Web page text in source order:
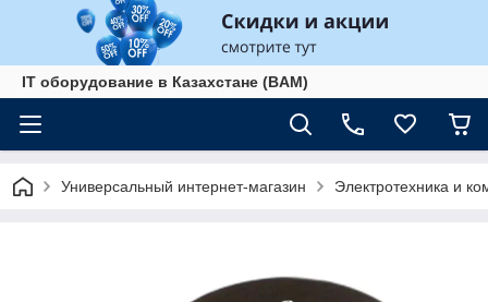
IT оборудование в Казахстане (BAM)
Универсальный интернет-магазин Электротехника и